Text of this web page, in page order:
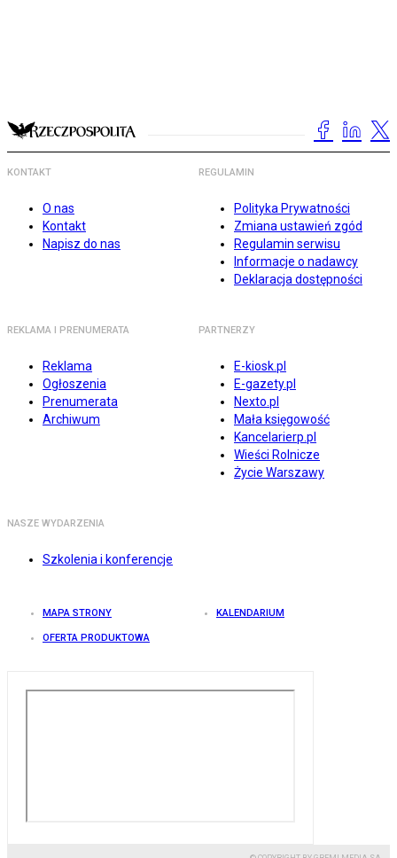
KONTAKT
O nas
Kontakt
Napisz do nas
REGULAMIN
Polityka Prywatności
Zmiana ustawień zgód
Regulamin serwisu
Informacje o nadawcy
Deklaracja dostępności
REKLAMA I PRENUMERATA
Reklama
Ogłoszenia
Prenumerata
Archiwum
PARTNERZY
E-kiosk.pl
E-gazety.pl
Nexto.pl
Mała księgowość
Kancelarierp.pl
Wieści Rolnicze
Życie Warszawy
NASZE WYDARZENIA
Szkolenia i konferencje
MAPA STRONY KALENDARIUM
OFERTA PRODUKTOWA